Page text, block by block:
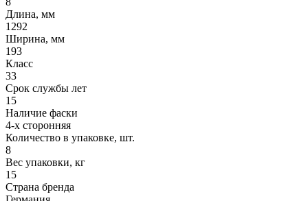
Длина, мм
1292
Ширина, мм
193
Класс
33
Срок службы лет
15
Наличие фаски
4-х сторонняя
Количество в упаковке, шт.
8
Вес упаковки, кг
15
Страна бренда